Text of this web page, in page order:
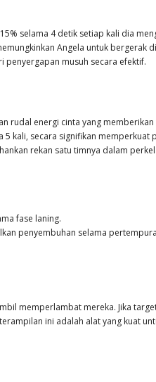
selama 4 detik setiap kali dia
Angela untuk bergerak
penyergapan musuh secara efektif.
rudal energi cinta yang
5 kali, secara signifikan memperkuat
rekan satu timnya dalam
fase laning.
penyembuhan selama
memperlambat mereka. Jika
ini adalah alat yang kuat